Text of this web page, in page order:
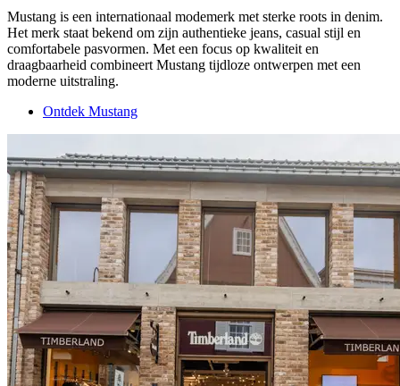
Mustang is een internationaal modemerk met sterke roots in denim.
Het merk staat bekend om zijn authentieke jeans, casual stijl en
comfortabele pasvormen. Met een focus op kwaliteit en
draagbaarheid combineert Mustang tijdloze ontwerpen met een
moderne uitstraling.
Ontdek Mustang